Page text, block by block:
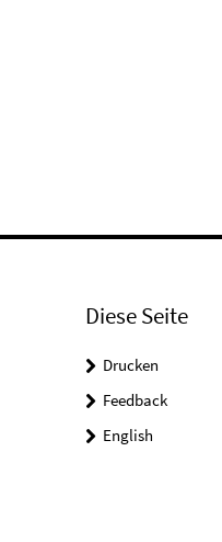
Diese Seite
Drucken
Feedback
English